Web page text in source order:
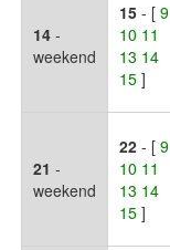
14 -
weekend
15 - [9
10 11
13 14
15]
21 -
weekend
22 - [9
10 11
13 14
15]